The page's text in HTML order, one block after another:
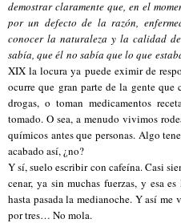
demostrar claramente que, en el
por un defecto de la razón,
conocer la naturaleza y la calidad
sabía, que él no sabía que lo que
XIX la locura ya puede eximir de
ocurre que gran parte de la gente
drogas, o toman medicamentos
tomado. O sea, a menudo vivimos
químicos antes que personas. Algo
acabado así, ¿no?
Y sí, suelo escribir con cafeína. Casi
cenar, ya sin muchas fuerzas, y esa
hasta pasada la medianoche. Y así me
por tres… No mola.